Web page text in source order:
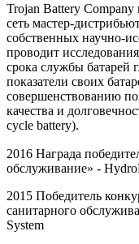
Trojan Battery Company
сеть мастер-
собственных научно-
проводит
срока службы батарей
показатели своих
совершенствованию
качества и
cycle battery).
2016 Награда
обслуживание» -
2015 Победитель
санитарного
System